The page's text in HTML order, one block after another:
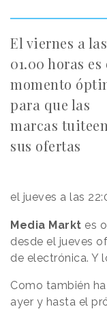
El viernes a las
01.00 horas es
momento
para que las
marcas tuiteen
sus ofertas
el jueves a las
Media Markt es
desde el jueves
de electrónica. Y
Como también
ayer y hasta el